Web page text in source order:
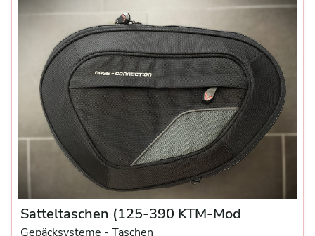
Satteltaschen (125-390 KTM-Mod
Gepäcksysteme - Taschen